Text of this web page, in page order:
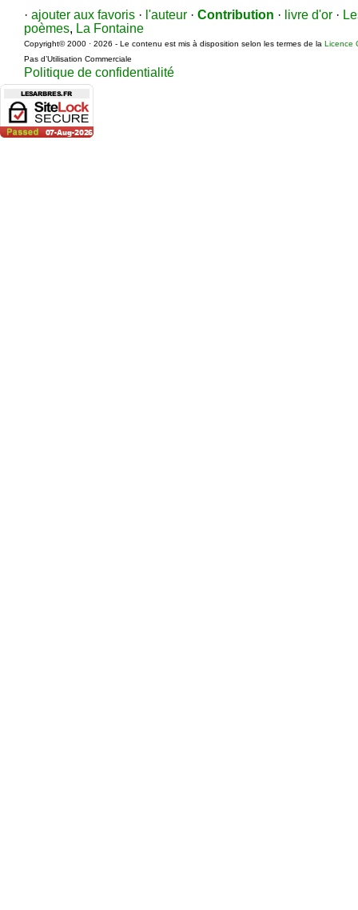
· ajouter aux favoris · l'auteur · Contribution · livre d'or ·
poèmes, La Fontaine
Copyright© 2000 · 2026 - Le contenu est mis à disposition selon les termes de la Licence
Pas d’Utilisation Commerciale
Politique de confidentialité